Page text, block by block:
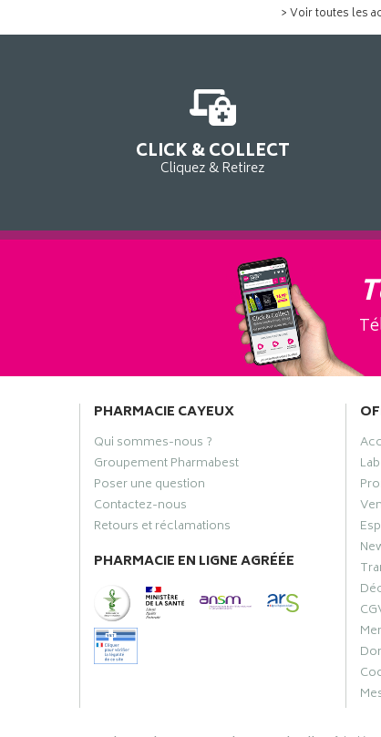
> Voir toutes les
CLICK & COLLECT
Cliquez & Retirez
PHARMACIE CAYEUX
Qui sommes-nous ?
Groupement Pharmabest
Poser une question
Contactez-nous
Retours et réclamations
PHARMACIE EN LIGNE AGRÉÉE